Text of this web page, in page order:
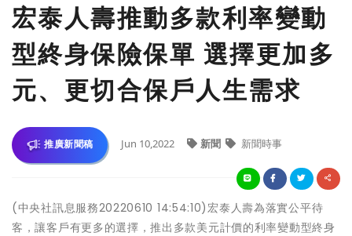
宏泰人壽推動多款利率變動
型終身保險保單 選擇更加多
元、更切合保戶人生需求
推廣新聞稿 Jun 10,2022 新聞 新聞時事
(中央社訊息服務20220610 14:54:10)宏泰人壽為落實公平待
客，讓客戶有更多的選擇，推出多款美元計價的利率變動型終身